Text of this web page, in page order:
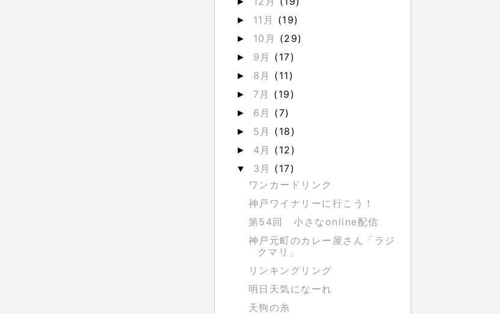
► 11月 (19)
► 10月 (29)
► 9月 (17)
► 8月 (11)
► 7月 (19)
► 6月 (7)
► 5月 (18)
► 4月 (12)
▼ 3月 (17)
ワンカードリンク
神戸ワイナリーに行こう！
第54回 小さなonline配信
神戸元町のカレー屋さん「ラジ
クマリ」
リンキングリング
明日天気になーれ
天狗の糸